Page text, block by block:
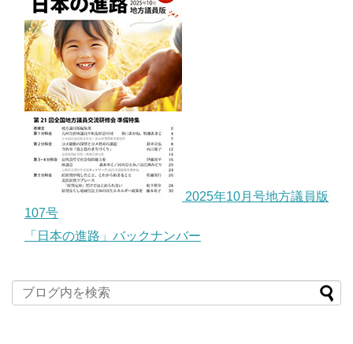
2025年10月号地方議員版
107号
「日本の進路」バックナンバー